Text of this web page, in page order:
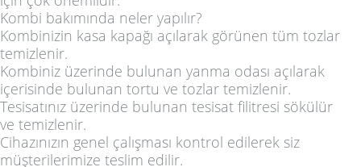
Kombi bakımında neler yapılır?
Kombinizin kasa kapağı açılarak görünen tüm tozlar
temizlenir.
Kombiniz üzerinde bulunan yanma odası açılarak
içerisinde bulunan tortu ve tozlar temizlenir.
Tesisatınız üzerinde bulunan tesisat filitresi sökülür
ve temizlenir.
Cihazınızın genel çalışması kontrol edilerek siz
müşterilerimize teslim edilir.